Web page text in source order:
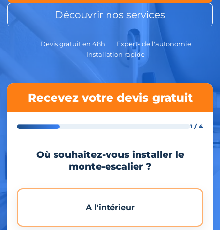
Découvrir nos services
Devis gratuit en 48h
Experts de l'autonomie
Installation rapide
Recevez votre devis gratuit
1 / 4
Où souhaitez-vous installer le
monte-escalier ?
À l'intérieur